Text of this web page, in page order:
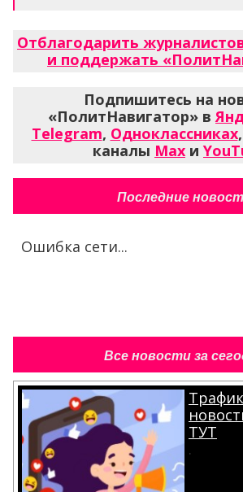
Отблагодарить
и поддержать
Подпишитесь на
«ПолитНавигатор» в
Telegram, Одноклассниках,
каналы Max и
Последние
Ошибка сети...
Все новости за
ТУТ
.